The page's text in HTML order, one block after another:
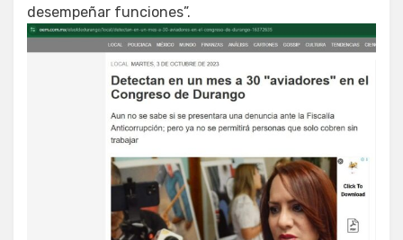
desempeñar funciones”.